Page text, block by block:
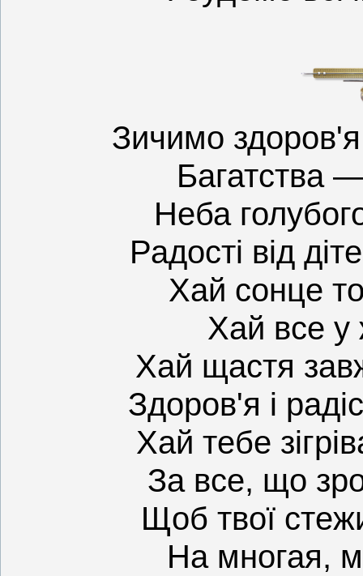
Зичимо
Багатства
Неба
Радості від
Хай сонце
Хай все у
Хай щастя
Здоров'я і
Хай тебе
За все, що
Щоб твої
На многая,